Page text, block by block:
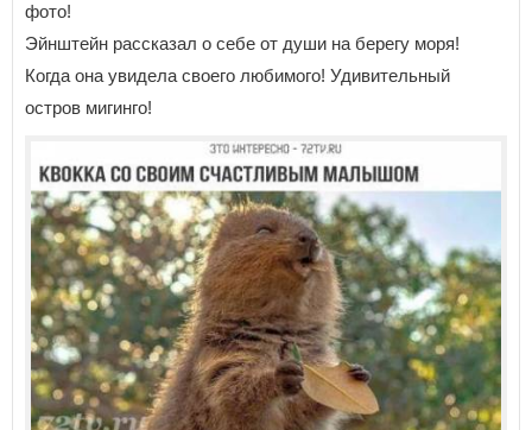
фото!
Эйнштейн рассказал о себе от души на берегу моря!
Когда она увидела своего любимого! Удивительный
остров мигинго!